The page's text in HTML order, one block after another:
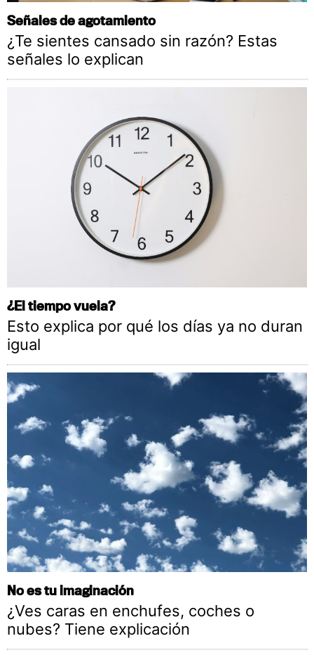
Señales de agotamiento
¿Te sientes cansado sin razón? Estas
señales lo explican
¿El tiempo vuela?
Esto explica por qué los días ya no duran
igual
No es tu imaginación
¿Ves caras en enchufes, coches o
nubes? Tiene explicación